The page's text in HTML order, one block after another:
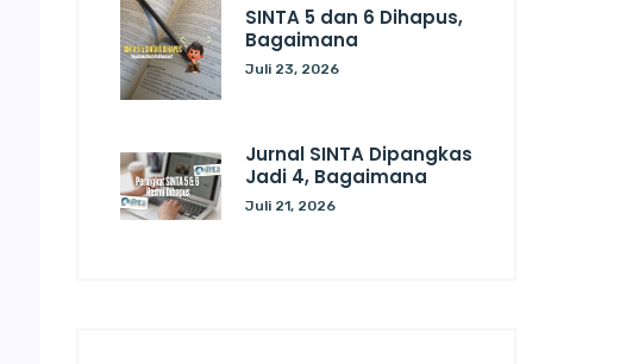
SINTA 5 dan 6 Dihapus,
Bagaimana
Juli 23, 2026
Jurnal SINTA Dipangkas
Jadi 4, Bagaimana
Juli 21, 2026